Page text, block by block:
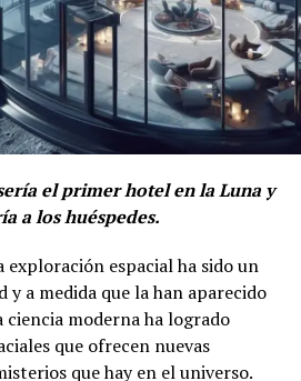
el primer hotel en la Luna y
a los huéspedes.
exploración espacial ha sido un
y a medida que la han aparecido
moderna ha logrado
que ofrecen nuevas
que hay en el universo.